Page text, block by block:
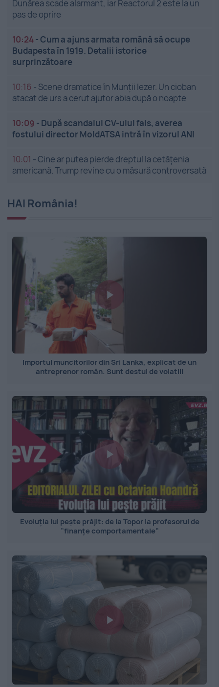
Dunărea scade alarmant, iar Reactorul 2 este la un
pas de oprire
10:24-Cum a ajuns armata română să ocupe
Budapesta în 1919. Detalii istorice
surprinzătoare
10:16 - Scene dramatice în Munții Iezer. Un cioban
atacat de urs a cerut ajutor abia după o noapte
10:09 - După scandalul CV-ului fals, averea
fostului director MoldATSA intră în vizorul ANI
10:01 -Cine ar putea pierde dreptul la cetățenia
americană. Trump revine cu o măsură controversată
HAI România!
Importul muncitorilor din Sri Lanka, explicat de un
antreprenor român. Sunt destul de volatili
Evoluția lui pește prăjit: de la Topor la profesorul de
”finanțe comportamentale”